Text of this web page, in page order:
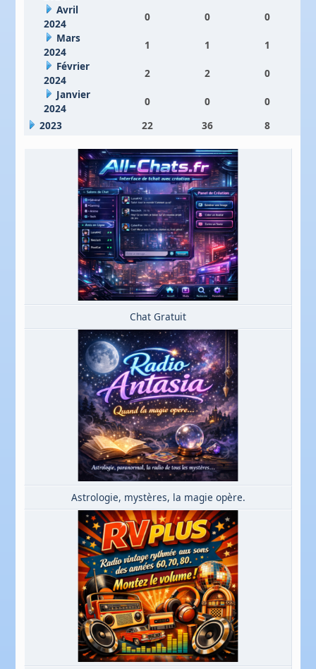
Avril
2024
0 0
0
Mars
2024
1 1
1
Février
2024
2 2
0
Janvier
2024
0 0
0
2023
22 36 8
Chat Gratuit
Astrologie, mystères, la magie opère.